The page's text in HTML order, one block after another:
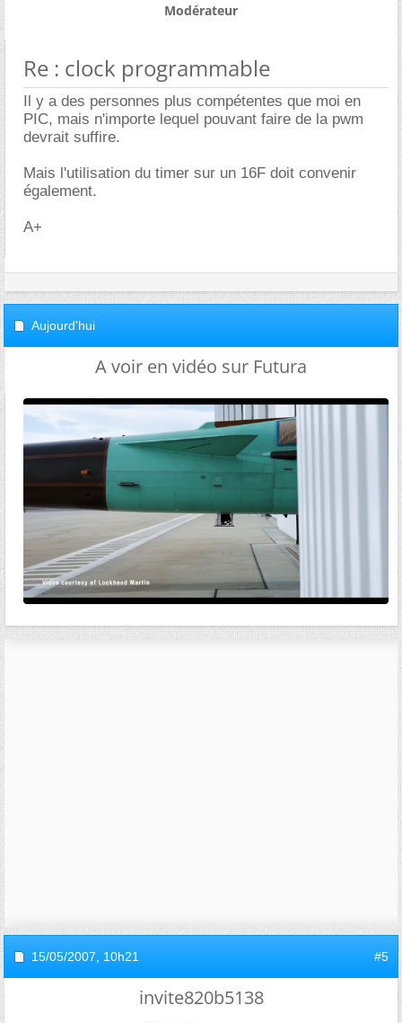
Modérateur
Re : clock programmable
Il y a des personnes plus compétentes que moi en
PIC, mais n'importe lequel pouvant faire de la pwm
devrait suffire.
Mais l'utilisation du timer sur un 16F doit convenir
également.
A+
Aujourd'hui
A voir en vidéo sur Futura
15/05/2007, 10h21 #5
invite820b5138